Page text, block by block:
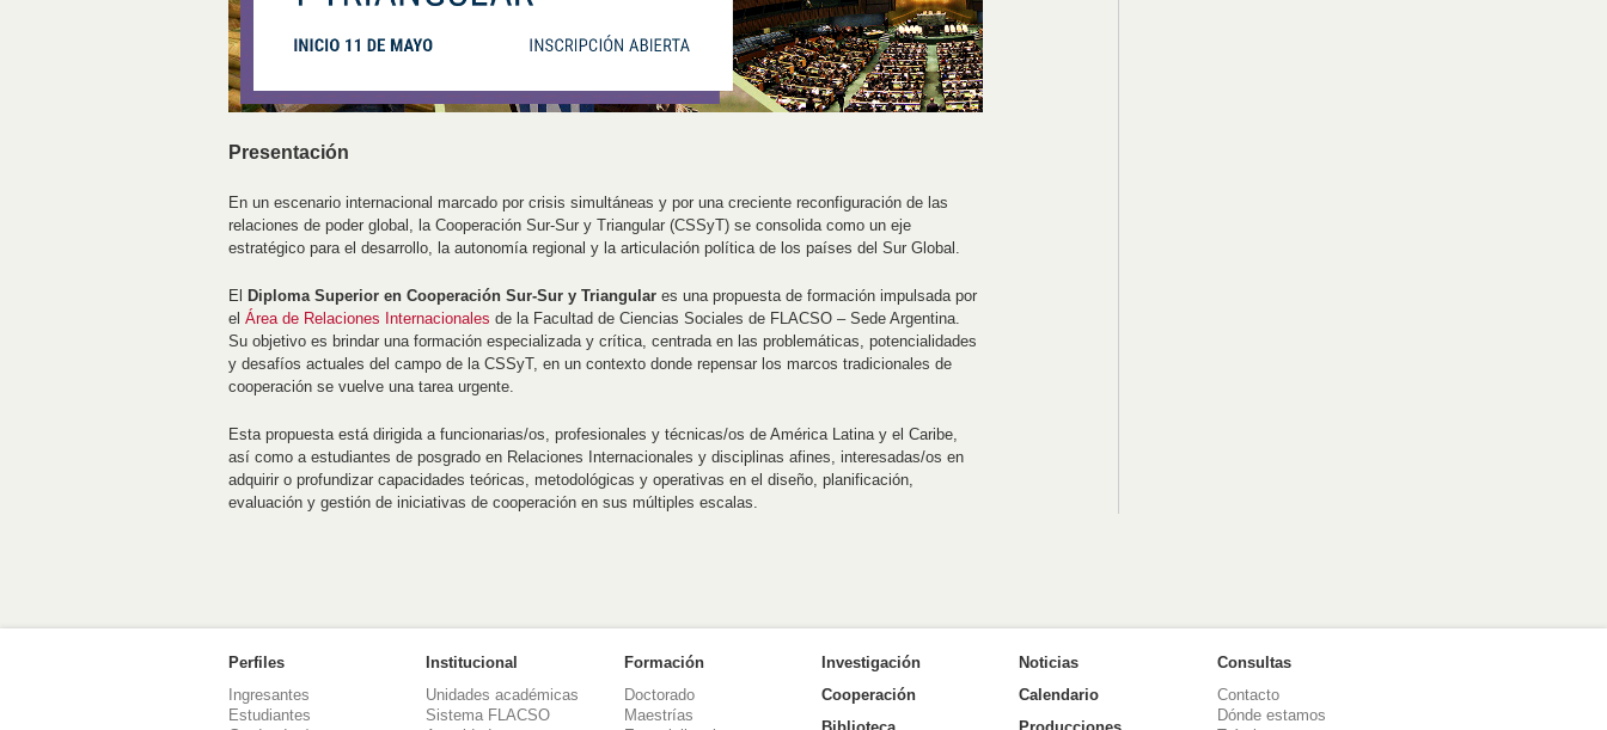
Presentación
En un escenario internacional marcado por crisis simultáneas y por una creciente reconfiguración de las
relaciones de poder global, la Cooperación Sur-Sur y Triangular (CSSyT) se consolida como un eje
estratégico para el desarrollo, la autonomía regional y la articulación política de los países del Sur Global.
El Diploma Superior en Cooperación Sur-Sur y Triangular es una propuesta de formación impulsada por
el Área de Relaciones Internacionales de la Facultad de Ciencias Sociales de FLACSO – Sede Argentina.
Su objetivo es brindar una formación especializada y crítica, centrada en las problemáticas, potencialidades
y desafíos actuales del campo de la CSSyT, en un contexto donde repensar los marcos tradicionales de
cooperación se vuelve una tarea urgente.
Esta propuesta está dirigida a funcionarias/os, profesionales y técnicas/os de América Latina y el Caribe,
así como a estudiantes de posgrado en Relaciones Internacionales y disciplinas afines, interesadas/os en
adquirir o profundizar capacidades teóricas, metodológicas y operativas en el diseño, planificación,
evaluación y gestión de iniciativas de cooperación en sus múltiples escalas.
Perfiles
Ingresantes
Estudiantes
Institucional
Unidades académicas
Sistema FLACSO
Formación
Doctorado
Maestrías
Investigación
Cooperación
Noticias
Calendario
Consultas
Contacto
Dónde estamos